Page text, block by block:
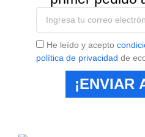
He leído y acepto
política de privacidad de
¡ENVIAR